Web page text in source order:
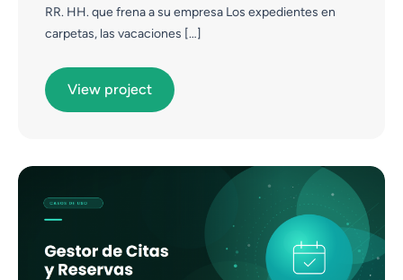
RR. HH. que frena a su empresa Los expedientes en
carpetas, las vacaciones […]
View project